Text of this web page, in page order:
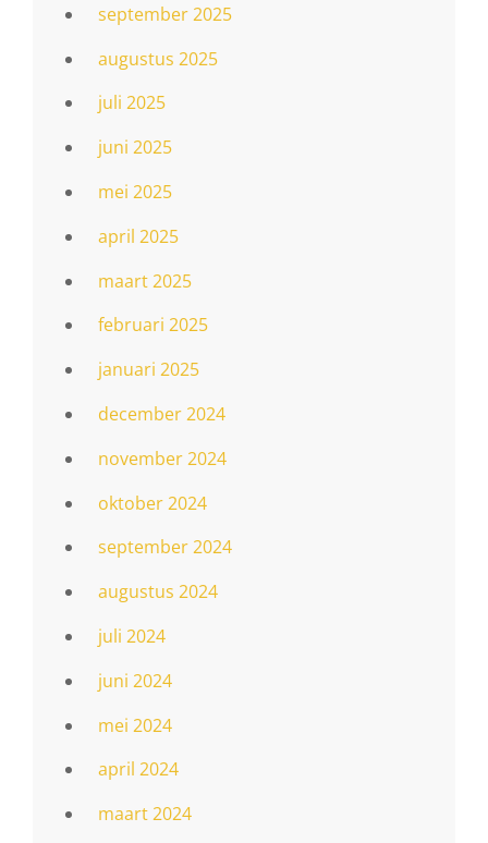
september 2025
augustus 2025
juli 2025
juni 2025
mei 2025
april 2025
maart 2025
februari 2025
januari 2025
december 2024
november 2024
oktober 2024
september 2024
augustus 2024
juli 2024
juni 2024
mei 2024
april 2024
maart 2024